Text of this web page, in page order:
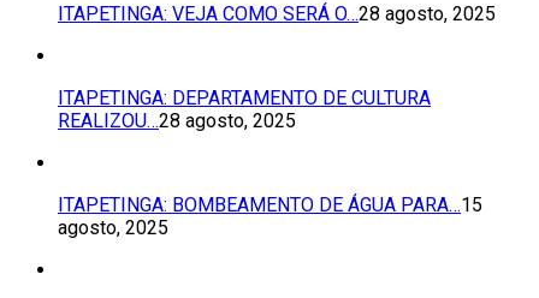
ITAPETINGA: VEJA COMO SERÁ O…28 agosto, 2025
ITAPETINGA: DEPARTAMENTO DE CULTURA
REALIZOU…28 agosto, 2025
ITAPETINGA: BOMBEAMENTO DE ÁGUA PARA…15
agosto, 2025